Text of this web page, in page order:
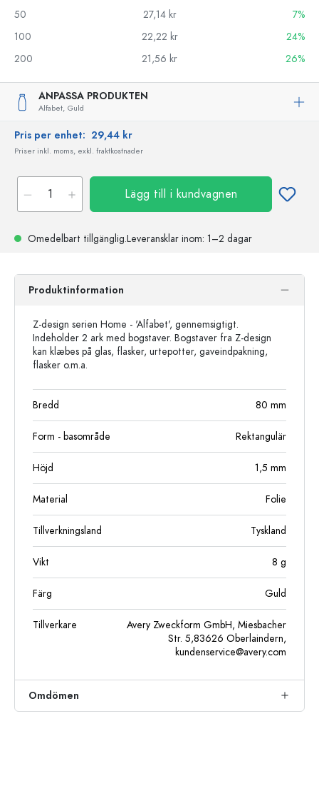
50
27,14 kr
7%
100
22,22 kr
24%
200
21,56 kr 26%
ANPASSA PRODUKTEN
Alfabet, Guld
Pris per enhet: 29,44 kr
Priser inkl. moms, exkl. fraktkostnader
Lägg till i kundvagnen
Omedelbart tillgänglig.Leveransklar inom: 1–2 dagar
Produktinformation
Z-design serien Home - 'Alfabet', gennemsigtigt.
Indeholder 2 ark med bogstaver. Bogstaver fra Z-design
kan klæbes på glas, flasker, urtepotter, gaveindpakning,
flasker o.m.a.
Bredd 80 mm
Form - basområde Rektangulär
Höjd 1,5 mm
Material Folie
Tillverkningsland Tyskland
Vikt 8 g
Färg Guld
Tillverkare
Avery Zweckform GmbH, Miesbacher
Str. 5,83626 Oberlaindern,
kundenservice@avery.com
Omdömen